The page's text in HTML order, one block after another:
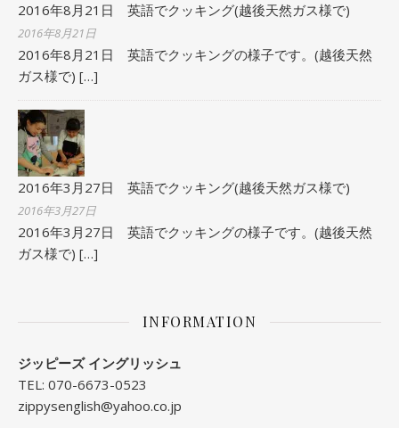
2016年8月21日 英語でクッキング(越後天然ガス様で)
2016年8月21日
2016年8月21日 英語でクッキングの様子です。(越後天然
ガス様で) […]
2016年3月27日 英語でクッキング(越後天然ガス様で)
2016年3月27日
2016年3月27日 英語でクッキングの様子です。(越後天然
ガス様で) […]
INFORMATION
ジッピーズ イングリッシュ
TEL: 070-6673-0523
zippysenglish@yahoo.co.jp